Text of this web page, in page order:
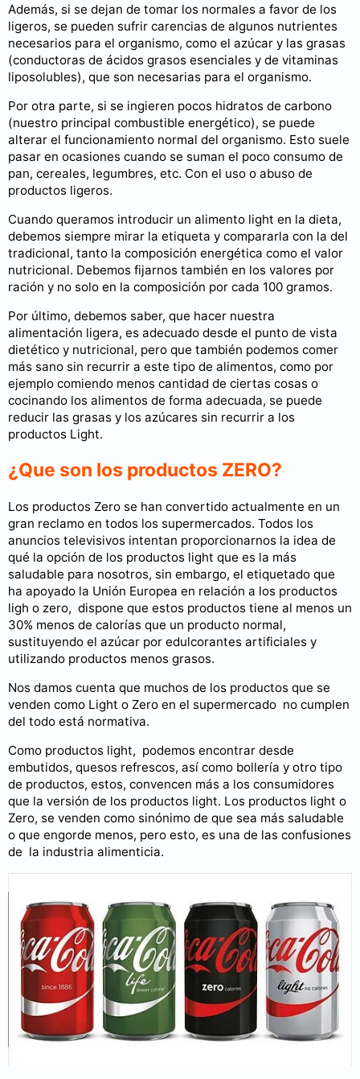
Además, si se dejan de tomar los normales a favor de los
ligeros, se pueden sufrir carencias de algunos nutrientes
necesarios para el organismo, como el azúcar y las grasas
(conductoras de ácidos grasos esenciales y de vitaminas
liposolubles), que son necesarias para el organismo.
Por otra parte, si se ingieren pocos hidratos de carbono
(nuestro principal combustible energético), se puede
alterar el funcionamiento normal del organismo. Esto suele
pasar en ocasiones cuando se suman el poco consumo de
pan, cereales, legumbres, etc. Con el uso o abuso de
productos ligeros.
Cuando queramos introducir un alimento light en la dieta,
debemos siempre mirar la etiqueta y compararla con la del
tradicional, tanto la composición energética como el valor
nutricional. Debemos fijarnos también en los valores por
ración y no solo en la composición por cada 100 gramos.
Por último, debemos saber, que hacer nuestra
alimentación ligera, es adecuado desde el punto de vista
dietético y nutricional, pero que también podemos comer
más sano sin recurrir a este tipo de alimentos, como por
ejemplo comiendo menos cantidad de ciertas cosas o
cocinando los alimentos de forma adecuada, se puede
reducir las grasas y los azúcares sin recurrir a los
productos Light.
¿Que son los productos ZERO?
Los productos Zero se han convertido actualmente en un
gran reclamo en todos los supermercados. Todos los
anuncios televisivos intentan proporcionarnos la idea de
qué la opción de los productos light que es la más
saludable para nosotros, sin embargo, el etiquetado que
ha apoyado la Unión Europea en relación a los productos
ligh o zero, dispone que estos productos tiene al menos un
30% menos de calorías que un producto normal,
sustituyendo el azúcar por edulcorantes artificiales y
utilizando productos menos grasos.
Nos damos cuenta que muchos de los productos que se
venden como Light o Zero en el supermercado no cumplen
del todo está normativa.
Como productos light, podemos encontrar desde
embutidos, quesos refrescos, así como bollería y otro tipo
de productos, estos, convencen más a los consumidores
que la versión de los productos light. Los productos light o
Zero, se venden como sinónimo de que sea más saludable
o que engorde menos, pero esto, es una de las confusiones
de la industria alimenticia.